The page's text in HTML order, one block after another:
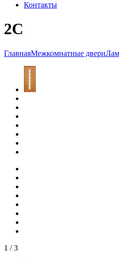
Контакты
2С
ГлавнаяМежкомнатные двери
1 /3